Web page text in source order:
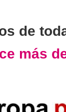
de
más